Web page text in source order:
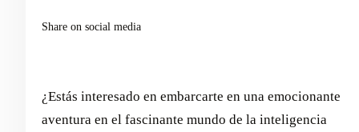
Share on social media
¿Estás interesado en embarcarte en una emocionante
aventura en el fascinante mundo de la inteligencia